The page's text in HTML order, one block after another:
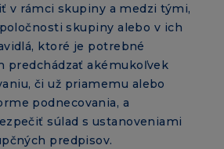
v rámci skupiny a medzi tými,
skupiny alebo v ich
ktoré je potrebné
predchádzať akémukoľvek
či už priamemu alebo
podnecovania, a
súlad s ustanoveniami
predpisov.